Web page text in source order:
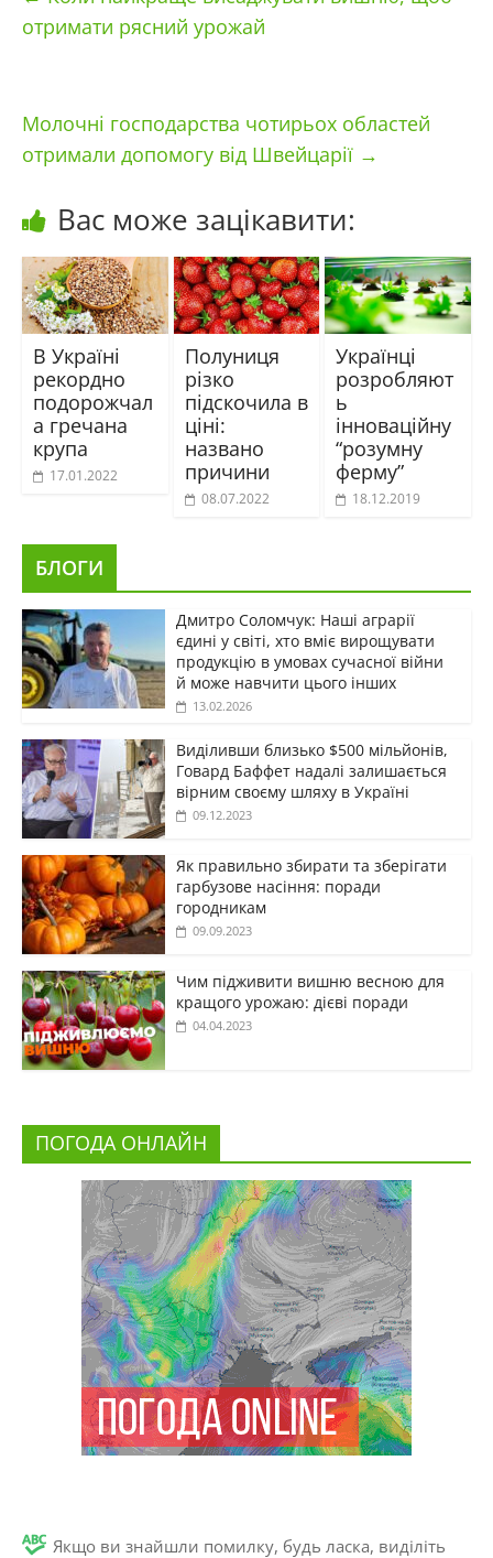
отримати рясний урожай
Молочні господарства чотирьох областей
отримали допомогу від Швейцарії →
Вас може зацікавити:
В Україні
рекордно
подорожчал
а гречана
крупа
17.01.2022
Полуниця
різко
підскочила в
ціні:
названо
причини
08.07.2022
Українці
розробляют
ь
інноваційну
“розумну
ферму”
18.12.2019
БЛОГИ
Дмитро Соломчук: Наші аграрії
єдині у світі, хто вміє вирощувати
продукцію в умовах сучасної війни
й може навчити цього інших
13.02.2026
Виділивши близько $500 мільйонів,
Говард Баффет надалі залишається
вірним своєму шляху в Україні
09.12.2023
Як правильно збирати та зберігати
гарбузове насіння: поради
городникам
09.09.2023
Чим підживити вишню весною для
кращого урожаю: дієві поради
04.04.2023
ПОГОДА ОНЛАЙН
Якщо ви знайшли помилку, будь ласка, виділіть